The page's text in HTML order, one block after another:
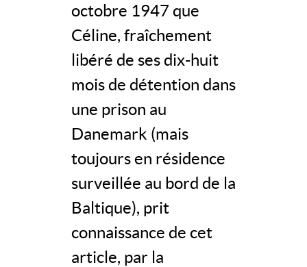
octobre 1947 que
Céline, fraîchement
libéré de ses dix-huit
mois de détention dans
une prison au
Danemark (mais
toujours en résidence
surveillée au bord de la
Baltique), prit
connaissance de cet
article, par la